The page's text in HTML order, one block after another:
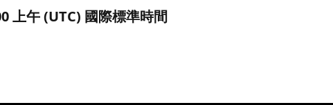
上午 (UTC) 國際標準時間